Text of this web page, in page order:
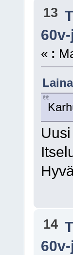
13
« :
14